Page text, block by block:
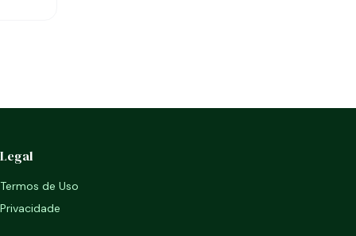
Legal
Termos de Uso
Privacidade